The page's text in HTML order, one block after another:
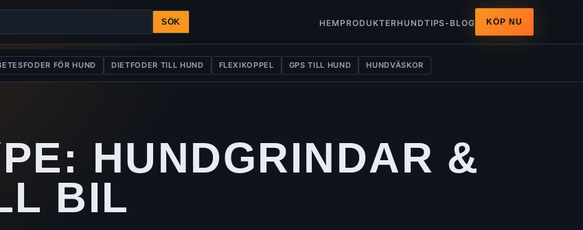
SÖK HEM PRODUKTERHUNDTIPS-BLOG KÖP NU
FÖR HUND DIETFODER TILL HUND FLEXIKOPPEL GPS TILL HUND HUNDVÄSKOR
HUNDGRINDAR &
BIL